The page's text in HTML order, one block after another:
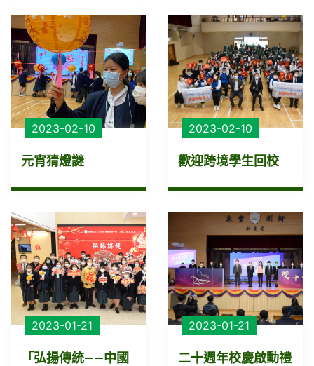
2023-02-10
元宵猜燈謎
2023-02-10
歡迎跨境學生回校
2023-01-21
「弘揚傳統——中國
2023-01-21
二十週年校慶啟動禮